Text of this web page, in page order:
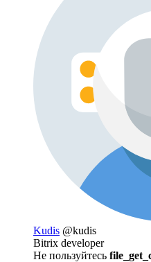
Kudis @kudis
Bitrix developer
Не пользуйтесь